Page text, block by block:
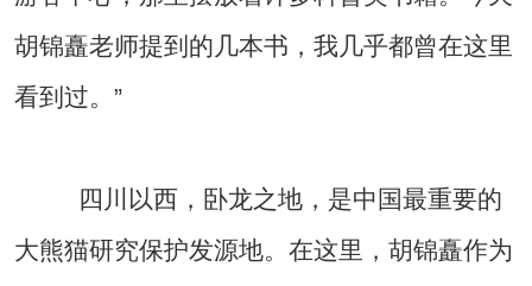
胡锦矗老师提到的几本书，我几乎都曾在这里
看到过。”
四川以西，卧龙之地，是中国最重要的
大熊猫研究保护发源地。在这里，胡锦矗作为